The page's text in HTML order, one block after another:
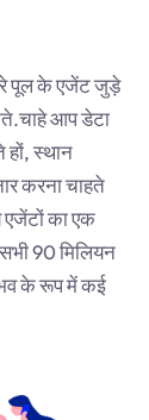
पूल के एजेंट जुड़े
आप डेटा
हों, स्थान
करना चाहते
एजेंटों का एक
90 मिलियन
के रूप में कई